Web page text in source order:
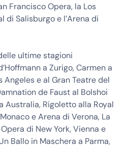
Francisco Opera, la Los
di Salisburgo e l’Arena di
ultime stagioni
a Zurigo, Carmen a
Angeles e al Gran Teatre del
de Faust al Bolshoi
Australia, Rigoletto alla Royal
e Arena di Verona, La
di New York, Vienna e
Ballo in Maschera a Parma,